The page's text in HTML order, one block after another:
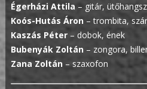
Égerházi Attila – gitár,
Koós-Hutás Áron– trombita,
Kaszás Péter– dobok, ének
Bubenyák Zoltán – zongora,
Zana Zoltán– szaxofon